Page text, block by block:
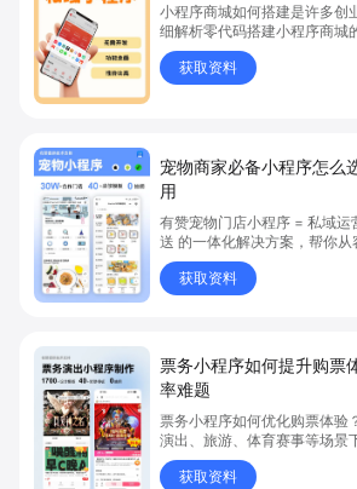
小程序商城如何搭建是许多创
细解析零代码搭建小程序商城
商城、商城搭建与零代码开店
品上架、全渠道销售及高效会
货新模式。点击获取详细操作
获取资料
宠物商家必备小程序怎么
用
有赞宠物门店小程序 = 私域
送 的一体化解决方案，帮你从
获取资料
票务小程序如何提升购票
率难题
票务小程序如何优化购票体验
演出、旅游、体育赛事等场景
售渠道、实现会员精准营销的
“票务小程序”、“购票体验”、“
获取资料